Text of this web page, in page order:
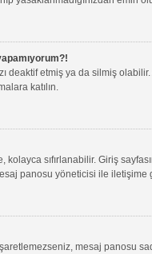
deaktif etmiş ya da silmiş
katılın.
sıfırlanabilir. Giriş
panosu yöneticisi ile iletişime
mesaj panosu